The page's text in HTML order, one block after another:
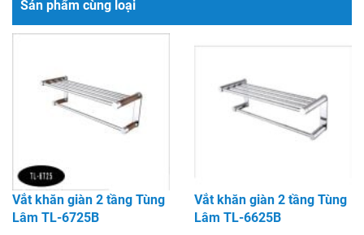
Sản phẩm cùng loại
Vắt khăn giàn 2 tầng Tùng
Lâm TL-6725B
Vắt khăn giàn 2 tầng Tùng
Lâm TL-6625B